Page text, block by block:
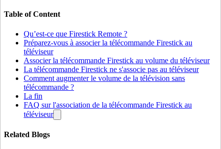
Table of Content
Qu’est-ce que Firestick Remote ?
Préparez-vous à associer la télécommande Firestick au
téléviseur
Associer la télécommande Firestick au volume du téléviseur
La télécommande Firestick ne s'associe pas au téléviseur
Comment augmenter le volume de la télévision sans
télécommande ?
La fin
FAQ sur l'association de la télécommande Firestick au
téléviseur
Related Blogs